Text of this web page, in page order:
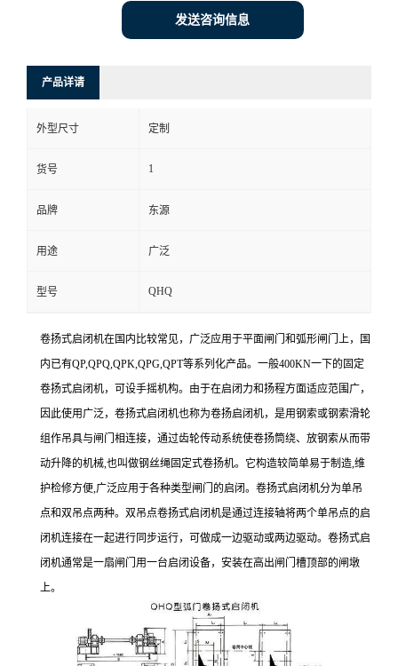
发送咨询信息
产品详请
外型尺寸 定制
货号 1
品牌 东源
用途 广泛
型号 QHQ
卷扬式启闭机在国内比较常见，广泛应用于平面闸门和弧形闸门上，国
内已有QP,QPQ,QPK,QPG,QPT等系列化产品。一般400KN一下的固定
卷扬式启闭机，可设手摇机构。由于在启闭力和扬程方面适应范围广，
因此使用广泛，卷扬式启闭机也称为卷扬启闭机，是用钢索或钢索滑轮
组作吊具与闸门相连接，通过齿轮传动系统使卷扬筒绕、放钢索从而带
动升降的机械,也叫做钢丝绳固定式卷扬机。它构造较简单易于制造,维
护检修方便,广泛应用于各种类型闸门的启闭。卷扬式启闭机分为单吊
点和双吊点两种。双吊点卷扬式启闭机是通过连接轴将两个单吊点的启
闭机连接在一起进行同步运行，可做成一边驱动或两边驱动。卷扬式启
闭机通常是一扇闸门用一台启闭设备，安装在高出闸门槽顶部的闸墩
上。